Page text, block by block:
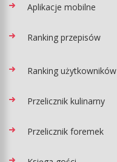
Aplikacje mobilne
Ranking przepisów
Ranking użytkowników
Przelicznik kulinarny
Przelicznik foremek